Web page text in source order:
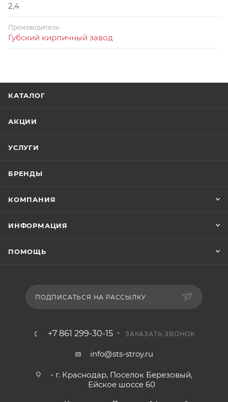
2,4
Производитель
Губский кирпичный завод
КАТАЛОГ
АКЦИИ
УСЛУГИ
БРЕНДЫ
КОМПАНИЯ
ИНФОРМАЦИЯ
ПОМОЩЬ
ПОДПИСАТЬСЯ НА РАССЫЛКУ
+7 861 299-30-15 ЗАКАЗАТЬ ЗВОНОК
info@sts-stroy.ru
- г. Краснодар, Поселок Березовый,
Ейское шоссе 60